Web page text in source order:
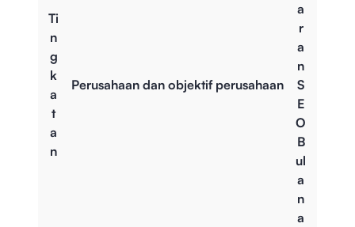
Ti
n
g
k
a
t
a
n
Perusahaan dan objektif perusahaan
a
r
a
n
S
E
O
B
ul
a
n
a